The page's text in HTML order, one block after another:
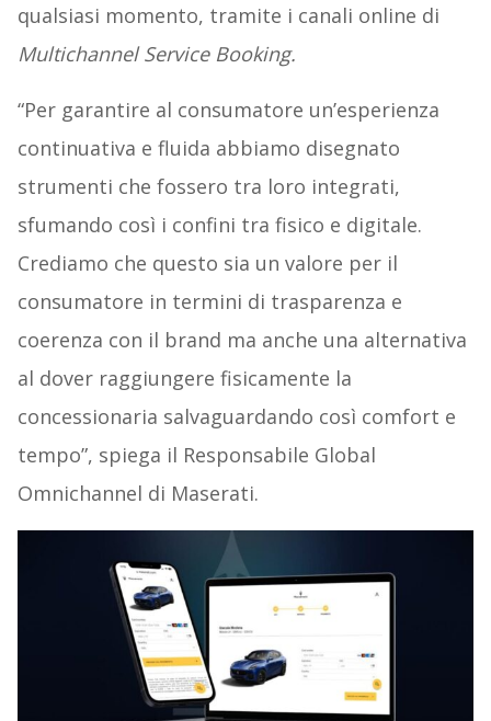
qualsiasi momento, tramite i canali online di
Multichannel Service Booking.
“Per garantire al consumatore un’esperienza
continuativa e fluida abbiamo disegnato
strumenti che fossero tra loro integrati,
sfumando così i confini tra fisico e digitale.
Crediamo che questo sia un valore per il
consumatore in termini di trasparenza e
coerenza con il brand ma anche una alternativa
al dover raggiungere fisicamente la
concessionaria salvaguardando così comfort e
tempo”, spiega il Responsabile Global
Omnichannel di Maserati.